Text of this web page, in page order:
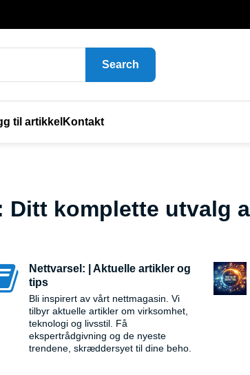
Search
til artikkel Kontakt
Ditt komplette utvalg
Nettvarsel: | Aktuelle artikler og
tips
Bli inspirert av vårt nettmagasin. Vi
tilbyr aktuelle artikler om virksomhet,
teknologi og livsstil. Få
ekspertrådgivning og de nyeste
trendene, skræddersyet til dine beho.